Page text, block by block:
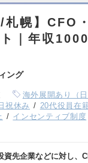
札幌】CFO
｜年収
ング
海外展開あり（
祝休み 20代役員在
インセンティブ制度
先企業などに対し、